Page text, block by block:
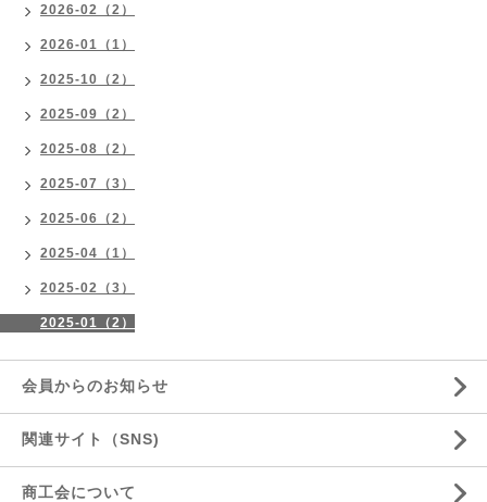
2026-02（2）
2026-01（1）
2025-10（2）
2025-09（2）
2025-08（2）
2025-07（3）
2025-06（2）
2025-04（1）
2025-02（3）
2025-01（2）
会員からのお知らせ
関連サイト（SNS)
商工会について